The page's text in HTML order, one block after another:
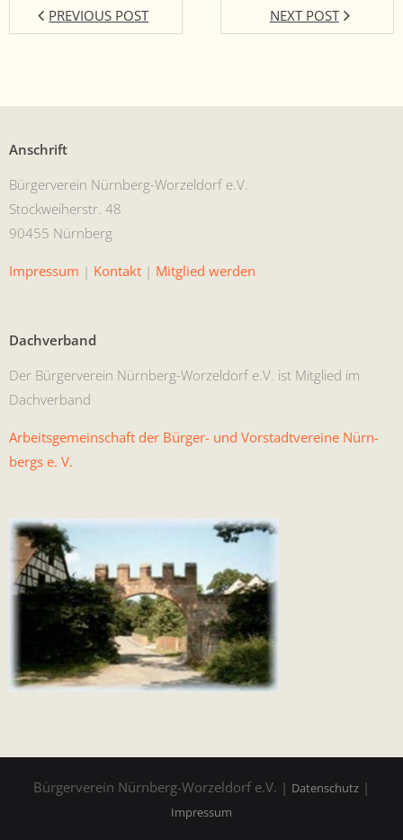
PREVIOUS POST NEXT POST
Anschrift
Bürg­ervere­in Nürn­berg-Worzel­dorf e.V.
Stock­wei­her­str. 48
90455 Nürnberg
Impres­sum | Kon­takt | Mit­glied werden
Dachverband
Der Bürg­ervere­in Nürn­berg-Worzel­dorf e.V. ist Mit­glied im
Dachverband
Arbeits­ge­mein­schaft der Bürg­er- und Vorstadtvere­ine Nürn­
bergs e. V.
Bürgerverein Nürnberg-Worzeldorf e.V. | Datenschutz |
Impressum